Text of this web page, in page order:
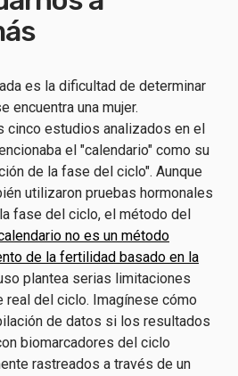
es la dificultad de determinar
encuentra una mujer.
cinco estudios analizados en el
el "calendario" como su
de la fase del ciclo". Aunque
utilizaron pruebas hormonales
fase del ciclo, el método del
no es un método
de la fertilidad basado en la
plantea serias limitaciones
real del ciclo. Imagínese cómo
de datos si los resultados
biomarcadores del ciclo
rastreados a través de un